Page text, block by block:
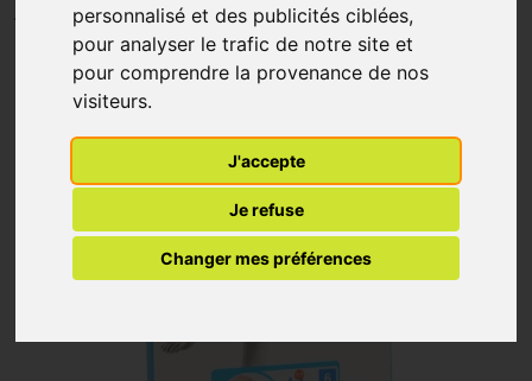
personnalisé et des publicités ciblées,
pour analyser le trafic de notre site et
pour comprendre la provenance de nos
visiteurs.
J'accepte
Je refuse
Changer mes préférences